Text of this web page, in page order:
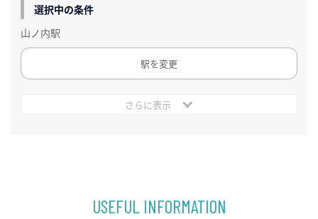
選択中の条件
山ノ内駅
駅を変更
さらに表示
USEFUL INFORMATION